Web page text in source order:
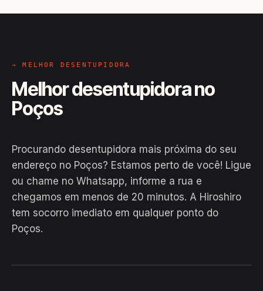
→ MELHOR DESENTUPIDORA
Melhor desentupidora no
Poços
Procurando desentupidora mais próxima do seu
endereço no Poços? Estamos perto de você! Ligue
ou chame no Whatsapp, informe a rua e
chegamos em menos de 20 minutos. A Hiroshiro
tem socorro imediato em qualquer ponto do
Poços.
EM CAMPO